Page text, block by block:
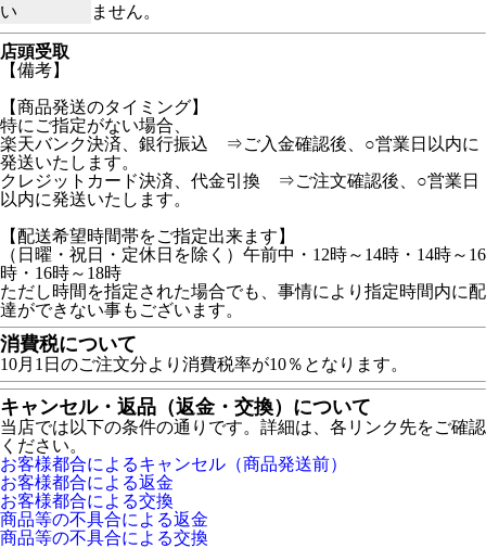
い
ません。
店頭受取
【備考】
【商品発送のタイミング】
特にご指定がない場合、
楽天バンク決済、銀行振込 ⇒ご入金確認後、○営業日以内に
発送いたします。
クレジットカード決済、代金引換 ⇒ご注文確認後、○営業日
以内に発送いたします。
【配送希望時間帯をご指定出来ます】
（日曜・祝日・定休日を除く）午前中・12時～14時・14時～16
時・16時～18時
ただし時間を指定された場合でも、事情により指定時間内に配
達ができない事もございます。
消費税について
10月1日のご注文分より消費税率が10％となります。
キャンセル・返品（返金・交換）について
当店では以下の条件の通りです。詳細は、各リンク先をご確認
ください。
お客様都合によるキャンセル（商品発送前）
お客様都合による返金
お客様都合による交換
商品等の不具合による返金
商品等の不具合による交換